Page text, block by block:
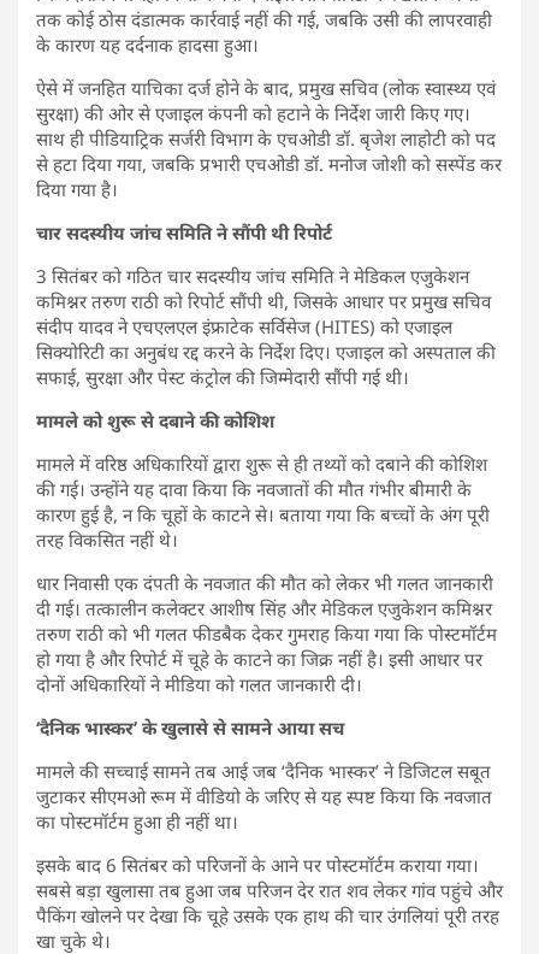
तक कोई ठोस दंडात्मक कार्रवाई नहीं की गई, जबकि उसी की लापरवाही
के कारण यह दर्दनाक हादसा हुआ।
ऐसे में जनहित याचिका दर्ज होने के बाद, प्रमुख सचिव (लोक स्वास्थ्य एवं
सुरक्षा) की ओर से एजाइल कंपनी को हटाने के निर्देश जारी किए गए।
साथ ही पीडियाट्रिक सर्जरी विभाग के एचओडी डॉ. बृजेश लाहोटी को पद
से हटा दिया गया, जबकि प्रभारी एचओडी डॉ. मनोज जोशी को सस्पेंड कर
दिया गया है।
चार सदस्यीय जांच समिति ने सौंपी थी रिपोर्ट
3 सितंबर को गठित चार सदस्यीय जांच समिति ने मेडिकल एजुकेशन
कमिश्नर तरुण राठी को रिपोर्ट सौंपी थी, जिसके आधार पर प्रमुख सचिव
संदीप यादव ने एचएलएल इंफ्राटेक सर्विसेज (HITES) को एजाइल
सिक्योरिटी का अनुबंध रद्द करने के निर्देश दिए। एजाइल को अस्पताल की
सफाई, सुरक्षा और पेस्ट कंट्रोल की जिम्मेदारी सौंपी गई थी।
मामले को शुरू से दबाने की कोशिश
मामले में वरिष्ठ अधिकारियों द्वारा शुरू से ही तथ्यों को दबाने की कोशिश
की गई। उन्होंने यह दावा किया कि नवजातों की मौत गंभीर बीमारी के
कारण हुई है, न कि चूहों के काटने से। बताया गया कि बच्चों के अंग पूरी
तरह विकसित नहीं थे।
धार निवासी एक दंपती के नवजात की मौत को लेकर भी गलत जानकारी
दी गई। तत्कालीन कलेक्टर आशीष सिंह और मेडिकल एजुकेशन कमिश्नर
तरुण राठी को भी गलत फीडबैक देकर गुमराह किया गया कि पोस्टमॉर्टम
हो गया है और रिपोर्ट में चूहे के काटने का जिक्र नहीं है। इसी आधार पर
दोनों अधिकारियों ने मीडिया को गलत जानकारी दी।
‘दैनिक भास्कर’ के खुलासे से सामने आया सच
मामले की सच्चाई सामने तब आई जब ‘दैनिक भास्कर’ ने डिजिटल सबूत
जुटाकर सीएमओ रूम में वीडियो के जरिए से यह स्पष्ट किया कि नवजात
का पोस्टमॉर्टम हुआ ही नहीं था।
इसके बाद 6 सितंबर को परिजनों के आने पर पोस्टमॉर्टम कराया गया।
सबसे बड़ा खुलासा तब हुआ जब परिजन देर रात शव लेकर गांव पहुंचे और
पैकिंग खोलने पर देखा कि चूहे उसके एक हाथ की चार उंगलियां पूरी तरह
खा चुके थे।